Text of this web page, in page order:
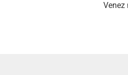
Venez